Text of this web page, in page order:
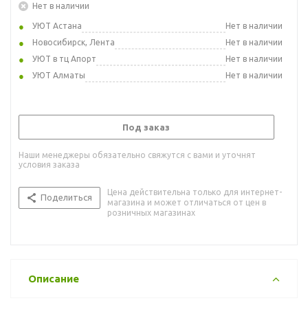
Нет в наличии
УЮТ Астана
Нет в наличии
Новосибирск, Лента
Нет в наличии
УЮТ в тц Апорт
Нет в наличии
УЮТ Алматы
Нет в наличии
Под заказ
Наши менеджеры обязательно свяжутся с вами и уточнят
условия заказа
Поделиться
Цена действительна только для интернет-
магазина и может отличаться от цен в
розничных магазинах
Описание